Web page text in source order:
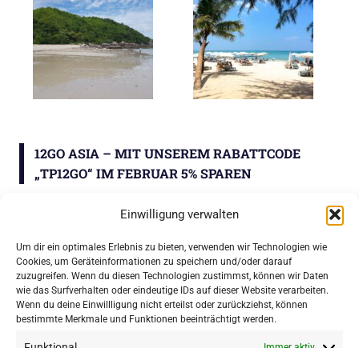
Einwilligung verwalten
Um dir ein optimales Erlebnis zu bieten, verwenden wir Technologien wie
Cookies, um Geräteinformationen zu speichern und/oder darauf
zuzugreifen. Wenn du diesen Technologien zustimmst, können wir Daten
wie das Surfverhalten oder eindeutige IDs auf dieser Website verarbeiten.
Wenn du deine Einwillligung nicht erteilst oder zurückziehst, können
bestimmte Merkmale und Funktionen beeinträchtigt werden.
12GO ASIA – MIT UNSEREM RABATTCODE
„TP12GO“ IM FEBRUAR 5% SPAREN